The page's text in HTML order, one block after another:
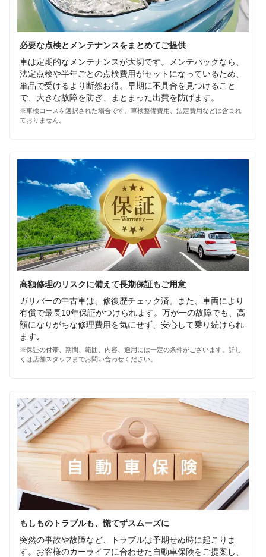
必要な点検とメンテナンスをまとめてご提供
車は定期的なメンテナンスが大切です。メンテパックなら、
法定点検や半年ごとの点検費用がセットになっているため、
単品で受けるより断然お得。早期に不具合を見つけること
で、大きな故障を防ぎ、まとまった出費を防げます。
※車検コースを選択された場合です。車検整備費用、法定費用などは含まれ
ておりません。
高額修理のリスクに備えて長期保証もご用意
ガリバーの中古車は、修復歴チェック済。また、車両により
有償で最長10年保証がつけられます。万が一の故障でも、高
額になりがちな修理費用を気にせず、安心して乗り続けられ
ます｡
※保証の付帯、期間、範囲、内容、適用には一定の条件がございます。詳し
くは店舗スタッフまでお問い合わせください。
もしものトラブルも、慌てずスムーズに
突然の事故や故障など、トラブルは予期せぬ時に起こりま
す。お客様のカーライフに合わせた自動車保険をご提案し、